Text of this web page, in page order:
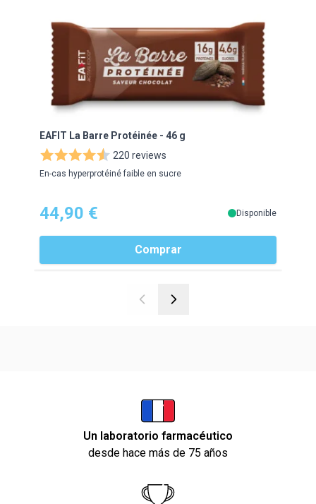
EAFIT La Barre Protéinée - 46 g
220 reviews
En-cas hyperprotéiné faible en sucre
44,90 € Disponible
Comprar
Un laboratorio farmacéutico
desde hace más de 75 años